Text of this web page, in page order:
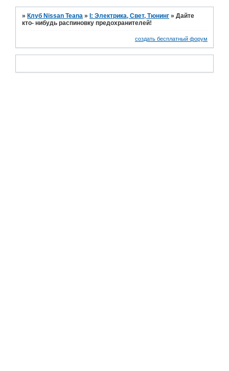
»Клуб Nissan Teana »I: Электрика, Свет, Тюнинг »Дайте
кто- нибудь распиновку предохранителей!
создать бесплатный форум